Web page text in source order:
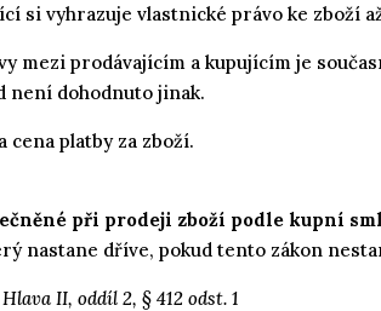
si vyhrazuje vlastnické právo ke zboží
mezi prodávajícím a kupujícím je
není dohodnuto jinak.
cena platby za zboží.
při prodeji zboží podle kupní
nastane dříve, pokud tento zákon
II, oddíl 2, § 412 odst. 1